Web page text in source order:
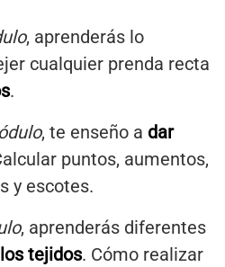
, aprenderás lo
cualquier prenda recta
.
, te enseño a dar
puntos, aumentos,
y escotes.
, aprenderás diferentes
tejidos. Cómo realizar